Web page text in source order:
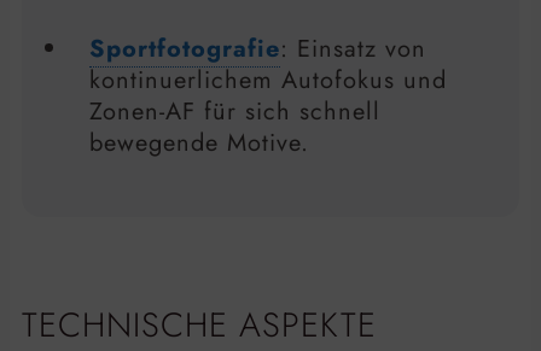
Sportfotografie: Einsatz von
kontinuerlichem Autofokus und
Zonen-AF für sich schnell
bewegende Motive.
TECHNISCHE ASPEKTE